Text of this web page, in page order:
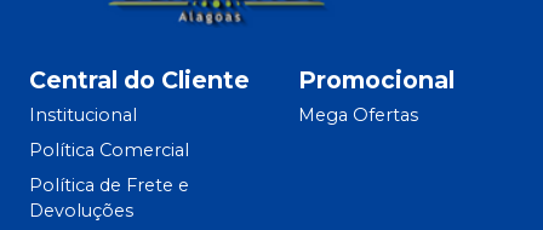
Central do Cliente
Institucional
Política Comercial
Política de Frete e
Devoluções
Promocional
Mega Ofertas